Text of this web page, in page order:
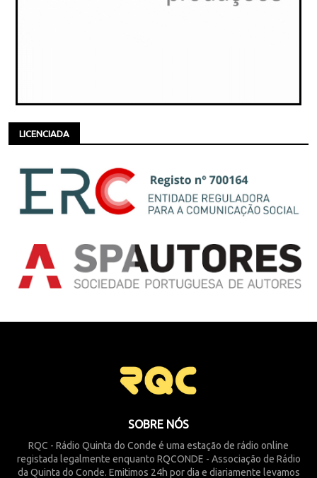
LICENCIADA
SOBRE NÓS
RQC - Rádio Quinta do Conde é uma estação de rádio online
registada legalmente enquanto RQCONDE - Associação de Rádio
da Quinta do Conde. Emitimos 24h por dia e diariamente levamos